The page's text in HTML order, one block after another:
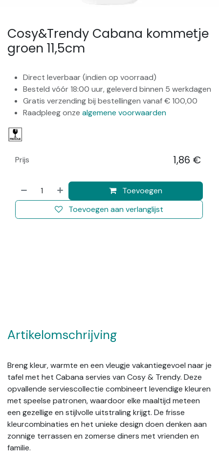
Cosy&Trendy Cabana kommetje
groen 11,5cm
Direct leverbaar (indien op voorraad)
Besteld vóór 18:00 uur, geleverd binnen 5 werkdagen
Gratis verzending bij bestellingen vanaf € 100,00
Raadpleeg onze algemene voorwaarden
Toevoegen
Toevoegen aan verlanglijst
Prijs 1,86 €
Artikelomschrijving
Breng kleur, warmte en een vleugje vakantiegevoel naar je
tafel met het Cabana servies van Cosy & Trendy. Deze
opvallende serviescollectie combineert levendige kleuren
met speelse patronen, waardoor elke maaltijd meteen
een gezellige en stijlvolle uitstraling krijgt. De frisse
kleurcombinaties en het unieke design doen denken aan
zonnige terrassen en zomerse diners met vrienden en
familie.